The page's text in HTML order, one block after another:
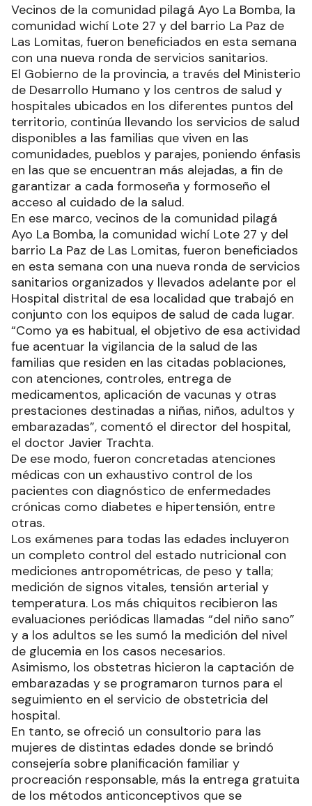
Vecinos de la comunidad pilagá Ayo La Bomba, la
comunidad wichí Lote 27 y del barrio La Paz de
Las Lomitas, fueron beneficiados en esta semana
con una nueva ronda de servicios sanitarios.
El Gobierno de la provincia, a través del Ministerio
de Desarrollo Humano y los centros de salud y
hospitales ubicados en los diferentes puntos del
territorio, continúa llevando los servicios de salud
disponibles a las familias que viven en las
comunidades, pueblos y parajes, poniendo énfasis
en las que se encuentran más alejadas, a fin de
garantizar a cada formoseña y formoseño el
acceso al cuidado de la salud.
En ese marco, vecinos de la comunidad pilagá
Ayo La Bomba, la comunidad wichí Lote 27 y del
barrio La Paz de Las Lomitas, fueron beneficiados
en esta semana con una nueva ronda de servicios
sanitarios organizados y llevados adelante por el
Hospital distrital de esa localidad que trabajó en
conjunto con los equipos de salud de cada lugar.
“Como ya es habitual, el objetivo de esa actividad
fue acentuar la vigilancia de la salud de las
familias que residen en las citadas poblaciones,
con atenciones, controles, entrega de
medicamentos, aplicación de vacunas y otras
prestaciones destinadas a niñas, niños, adultos y
embarazadas”, comentó el director del hospital,
el doctor Javier Trachta.
De ese modo, fueron concretadas atenciones
médicas con un exhaustivo control de los
pacientes con diagnóstico de enfermedades
crónicas como diabetes e hipertensión, entre
otras.
Los exámenes para todas las edades incluyeron
un completo control del estado nutricional con
mediciones antropométricas, de peso y talla;
medición de signos vitales, tensión arterial y
temperatura. Los más chiquitos recibieron las
evaluaciones periódicas llamadas “del niño sano”
y a los adultos se les sumó la medición del nivel
de glucemia en los casos necesarios.
Asimismo, los obstetras hicieron la captación de
embarazadas y se programaron turnos para el
seguimiento en el servicio de obstetricia del
hospital.
En tanto, se ofreció un consultorio para las
mujeres de distintas edades donde se brindó
consejería sobre planificación familiar y
procreación responsable, más la entrega gratuita
de los métodos anticonceptivos que se